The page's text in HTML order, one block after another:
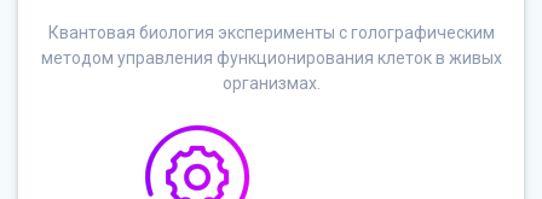
Квантовая биология эксперименты с голографическим
методом управления функционирования клеток в живых
организмах.